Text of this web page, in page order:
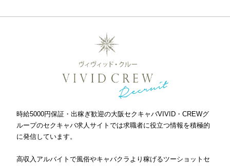
時給5000円保証・出稼ぎ歓迎の大阪セクキャバVIVID・CREWグ
ループのセクキャバ求人サイトでは求職者に役立つ情報を積極的
に発信しています。
高収入アルバイトで風俗やキャバクラより稼げるツーショットセ